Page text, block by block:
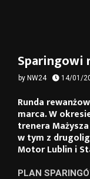
Sparingowi
by NW24 14/01/
Runda
marca. W
trenera
w tym z
Motor Lublin i
PLAN